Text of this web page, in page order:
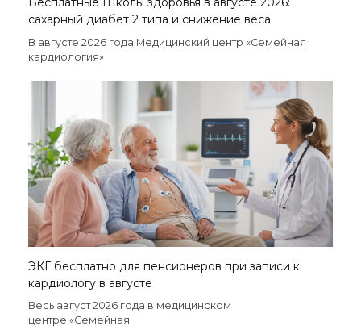
сахарный диабет 2 типа и снижение веса
В августе 2026 года Медицинский центр «Семейная
кардиология»
ЭКГ бесплатно для пенсионеров при записи к
кардиологу в августе
Весь август 2026 года в медицинском
центре «Семейная